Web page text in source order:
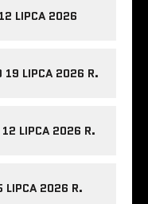
LIPCA 2026
19 LIPCA 2026 R.
12 LIPCA 2026 R.
LIPCA 2026 R.